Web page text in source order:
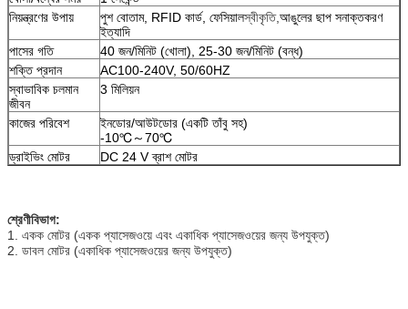
নিয়ন্ত্রণের উপায়
পুশ বোতাম, RFID কার্ড, ফেসিয়ালস্বীকৃতি,আঙুলের ছাপ সনাক্তকরণ
ইত্যাদি
পাসের গতি
40 জন/মিনিট (খোলা), 25-30 জন/মিনিট (বন্ধ)
শক্তি প্রদান
AC100-240V, 50/60HZ
স্বাভাবিক চলমান
জীবন
3 মিলিয়ন
কাজের পরিবেশ
ইনডোর/আউটডোর (একটি তাঁবু সহ)
-10℃～70℃
ড্রাইভিং মোটর
DC 24 V ব্রাশ মোটর
শ্রেণীবিভাগ:
1. একক মোটর (একক প্যাসেজওয়ে এবং একাধিক প্যাসেজওয়ের জন্য উপযুক্ত)
2. ডাবল মোটর (একাধিক প্যাসেজওয়ের জন্য উপযুক্ত)